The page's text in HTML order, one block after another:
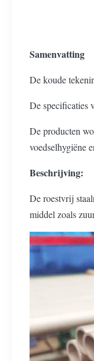
Samenvatting
De koude
De specificaties
De producten
voedselhygiëne
Beschrijving:
De roestvrij
middel zoals